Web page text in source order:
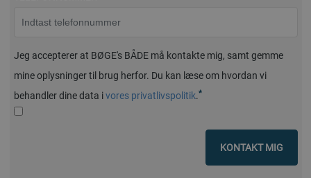
Jeg accepterer at BØGE's BÅDE må kontakte mig, samt gemme
mine oplysninger til brug herfor. Du kan læse om hvordan vi
behandler dine data ivores privatlivspolitik.*
KONTAKT MIG